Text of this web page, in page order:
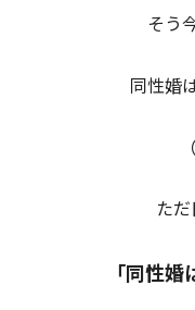
そう
同性婚
た
「同性